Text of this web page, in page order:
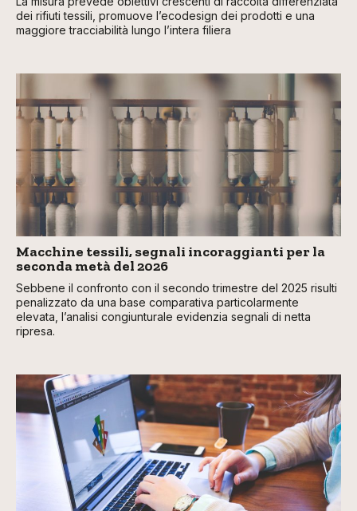
dei rifiuti tessili, promuove l’ecodesign dei prodotti e una
maggiore tracciabilità lungo l’intera filiera
Macchine tessili, segnali incoraggianti per la
seconda metà del 2026
Sebbene il confronto con il secondo trimestre del 2025 risulti
penalizzato da una base comparativa particolarmente
elevata, l’analisi congiunturale evidenzia segnali di netta
ripresa.